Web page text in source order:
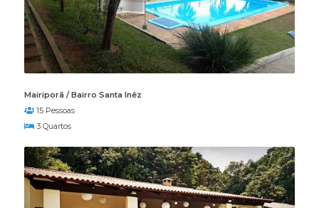
Mairiporã / Bairro Santa Inêz
15 Pessoas
3 Quartos